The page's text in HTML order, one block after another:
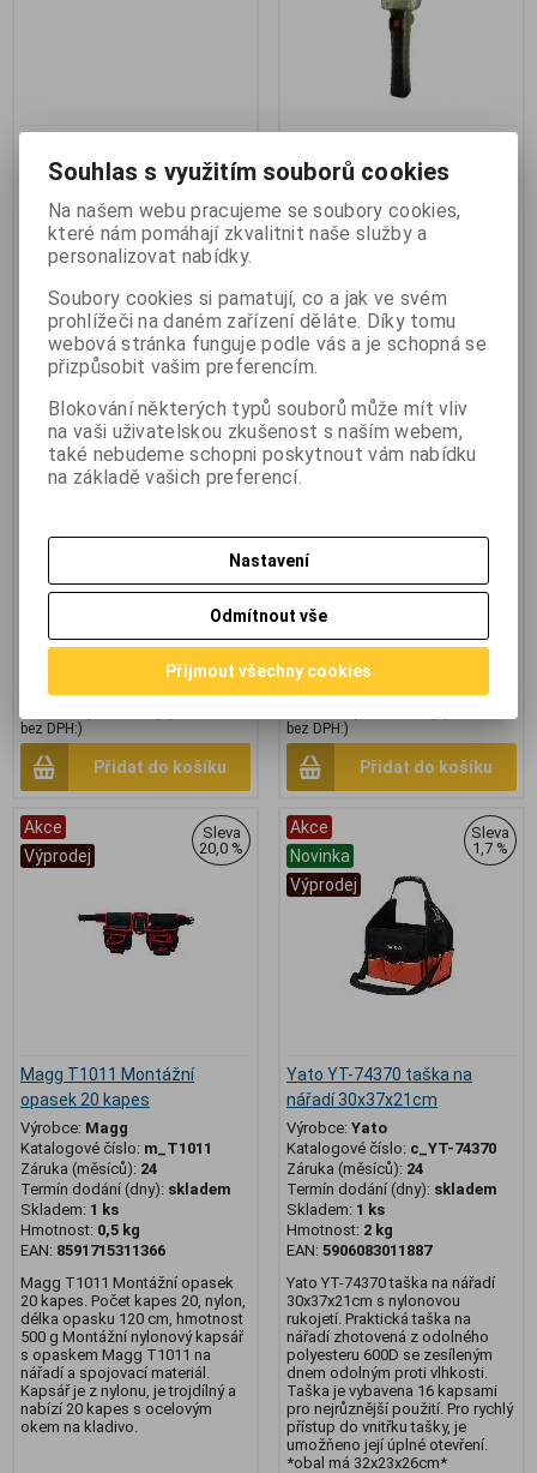
svítilna penlight pracovní
Katalogové číslo:c_1593959
Záruka (měsíců): 24
Termín dodání (dny):skladem
Hmotnost:0,1 kg
EAN:4016139324838
Toolcraft 1593959 mini svítilna
penlight pracovní svítidlo na
červená/černá. Malá, praktická
pracovní svítilna pro univerzální
použití ve výrobě a dílně.
Inspekční svítilna vám zajistí
volné ruce při práci a dokonalý
práci bez omezení a možnost se
namáhavého držení svítilny. *obal
zboží má 25x9x3cm*
(5,568 EUR)
175 Kč
bez DPH:)
Přidat do košíku
pracovní 10W
Katalogové číslo:
1_OSVTRL0008
Skladem:1 ks
Hmotnost:
0,4 kg
EAN:8595159835655
BC TR321 10W Ruční svítilna s
TR321 LED svítilna pracovní 10W
300lm 2200mAh výdrž 4 hodiny
černá. Praktická pracovní svítilna
pro každodenní použití například
v dílně nebo garáži s výkonem 10
potřebujete. O dlouhou výdrž se
stará integrovaná dobíjecí
baterie typu 18650 o kapacitě
408 Kč(17,288 EUR)480 Kč
bez DPH:)
Přidat do košíku
Akce
Výprodej
Sleva
20,0 %
Magg T1011 Montážní
opasek 20 kapes
Výrobce: Magg
Katalogové číslo: m_T1011
Záruka (měsíců): 24
Termín dodání (dny): skladem
Skladem: 1 ks
Hmotnost: 0,5 kg
EAN: 8591715311366
Magg T1011 Montážní opasek
20 kapes. Počet kapes 20, nylon,
délka opasku 120 cm, hmotnost
500 g Montážní nylonový kapsář
s opaskem Magg T1011 na
nářadí a spojovací materiál.
Kapsář je z nylonu, je trojdílný a
nabízí 20 kapes s ocelovým
okem na kladivo.
Akce
Novinka
Výprodej
Sleva
1,7 %
Yato YT-74370 taška na
nářadí 30x37x21cm
Výrobce: Yato
Katalogové číslo: c_YT-74370
Záruka (měsíců): 24
Termín dodání (dny): skladem
Skladem: 1 ks
Hmotnost: 2 kg
EAN: 5906083011887
Yato YT-74370 taška na nářadí
30x37x21cm s nylonovou
rukojetí. Praktická taška na
nářadí zhotovená z odolného
polyesteru 600D se zesíleným
dnem odolným proti vlhkosti.
Taška je vybavena 16 kapsami
pro nejrůznější použití. Pro rychlý
přístup do vnitřku tašky, je
umožňeno její úplné otevření.
*obal má 32x23x26cm*
Souhlas s využitím souborů cookies
Na našem webu pracujeme se soubory cookies,
které nám pomáhají zkvalitnit naše služby a
personalizovat nabídky.
Soubory cookies si pamatují, co a jak ve svém
prohlížeči na daném zařízení děláte. Díky tomu
webová stránka funguje podle vás a je schopná se
přizpůsobit vašim preferencím.
Blokování některých typů souborů může mít vliv
na vaši uživatelskou zkušenost s naším webem,
také nebudeme schopni poskytnout vám nabídku
na základě vašich preferencí.
Nastavení
Odmítnout vše
Přijmout všechny cookies